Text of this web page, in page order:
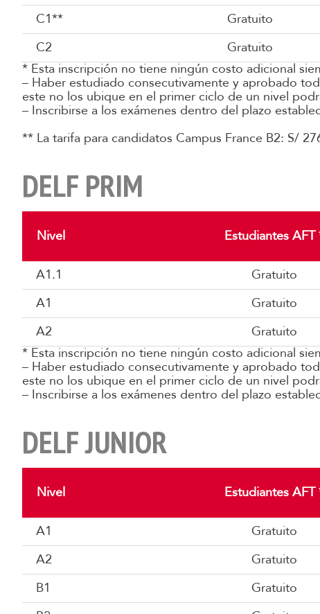
C1**
Gratuito
C2
Gratuito
* Esta inscripción no tiene ningún costo adicional
– Haber estudiado consecutivamente y aprobado
este no los ubique en el primer ciclo de un nivel
– Inscribirse a los exámenes dentro del plazo
** La tarifa para candidatos Campus France B2: S/
DELF PRIM
Nivel Estudiantes AFT
A1.1 Gratuito
A1
Gratuito
A2
Gratuito
* Esta inscripción no tiene ningún costo adicional
– Haber estudiado consecutivamente y aprobado
este no los ubique en el primer ciclo de un nivel
– Inscribirse a los exámenes dentro del plazo
DELF JUNIOR
Nivel Estudiantes AFT
A1 Gratuito
A2
Gratuito
B1
Gratuito